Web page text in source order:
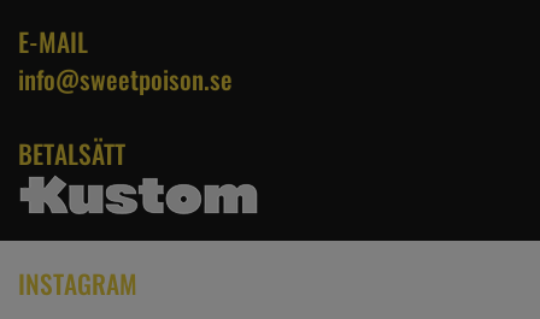
E-MAIL
info@sweetpoison.se
BETALSÄTT
INSTAGRAM